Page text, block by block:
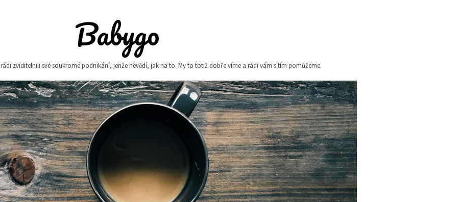
Babygo
zviditelnili své soukromé podnikání, jenže nevědí, jak na to. My to totiž dobře víme a rádi vám s tím pomůžeme.